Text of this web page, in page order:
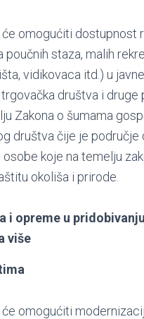
omogućiti dostupnost
staza, malih
vidikovaca itd.) u
društva i druge
Zakona o šumama
društva čije je područje
koje na temelju
okoliša i prirode.
i opreme u
više
omogućiti